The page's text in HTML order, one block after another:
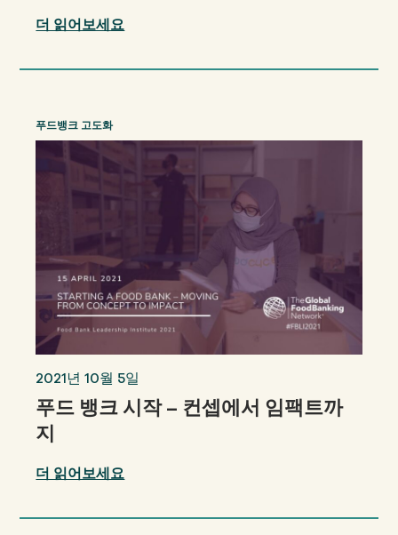
더 읽어보세요
푸드뱅크 고도화
2021년 10월 5일
푸드 뱅크 시작 – 컨셉에서 임팩트까
지
더 읽어보세요